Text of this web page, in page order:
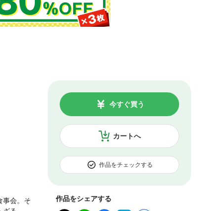
カートへ
今すぐ買う
作品をチェックする
作品をシェアする
事会。そ